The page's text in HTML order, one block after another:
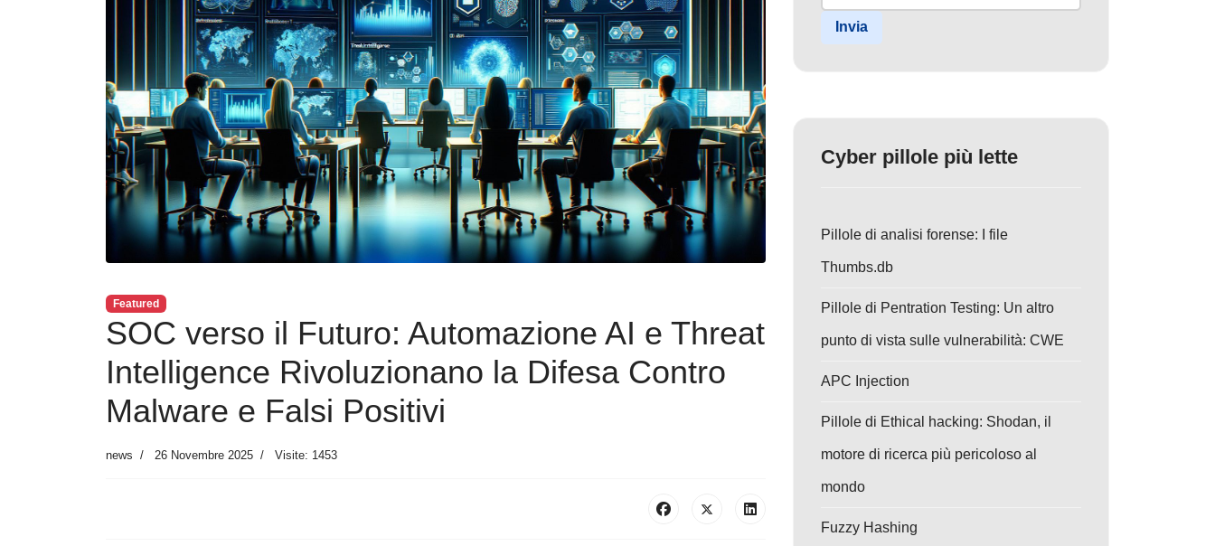
Featured
SOC verso il Futuro: Automazione AI e Threat
Intelligence Rivoluzionano la Difesa Contro
Malware e Falsi Positivi
news 26 Novembre 2025 Visite: 1453
Invia
Cyber pillole più lette
Pillole di analisi forense: I file
Thumbs.db
Pillole di Pentration Testing: Un altro
punto di vista sulle vulnerabilità: CWE
APC Injection
Pillole di Ethical hacking: Shodan, il
motore di ricerca più pericoloso al
mondo
Fuzzy Hashing